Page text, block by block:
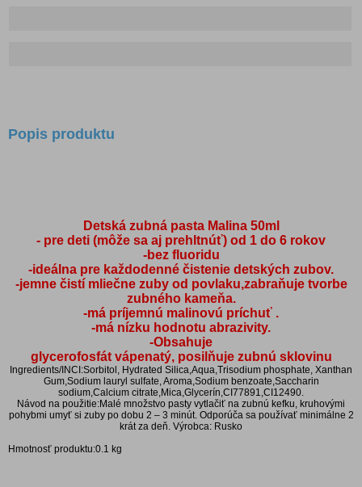
Popis produktu
Detská zubná pasta Malina 50ml
- pre deti (môže sa aj prehltnúť) od 1 do 6 rokov
-bez fluoridu
-ideálna pre každodenné čistenie detských zubov.
-jemne čistí mliečne zuby od povlaku,zabraňuje tvorbe
zubného kameňa.
-má príjemnú malinovú príchuť .
-má nízku hodnotu abrazivity.
-Obsahuje
glycerofosfát vápenatý, posilňuje zubnú sklovinu
Ingredients/INCI:Sorbitol, Hydrated Silica,Aqua,Trisodium phosphate, Xanthan
Gum,Sodium lauryl sulfate, Aroma,Sodium benzoate,Saccharin
sodium,Calcium citrate,Mica,Glycerín,CI77891,CI12490.
Návod na použitie:Malé množstvo pasty vytlačiť na zubnú kefku, kruhovými
pohybmi umyť si zuby po dobu 2 – 3 minút. Odporúča sa používať minimálne 2
krát za deň. Výrobca: Rusko
Hmotnosť produktu:0.1 kg